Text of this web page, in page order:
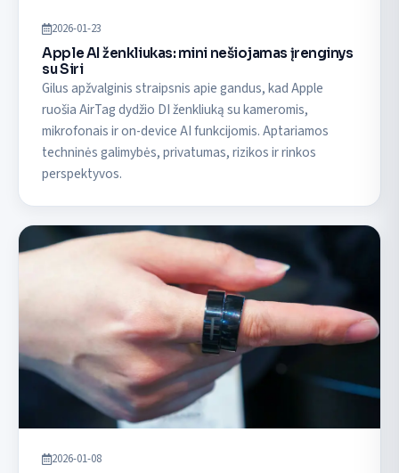
2026-01-23
Apple AI ženkliukas: mini nešiojamas įrenginys
su Siri
Gilus apžvalginis straipsnis apie gandus, kad Apple
ruošia AirTag dydžio DI ženkliuką su kameromis,
mikrofonais ir on-device AI funkcijomis. Aptariamos
techninės galimybės, privatumas, rizikos ir rinkos
perspektyvos.
2026-01-08